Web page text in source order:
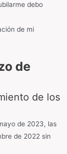
debo
de mi
de
de los
de 2023, las
de 2022 sin